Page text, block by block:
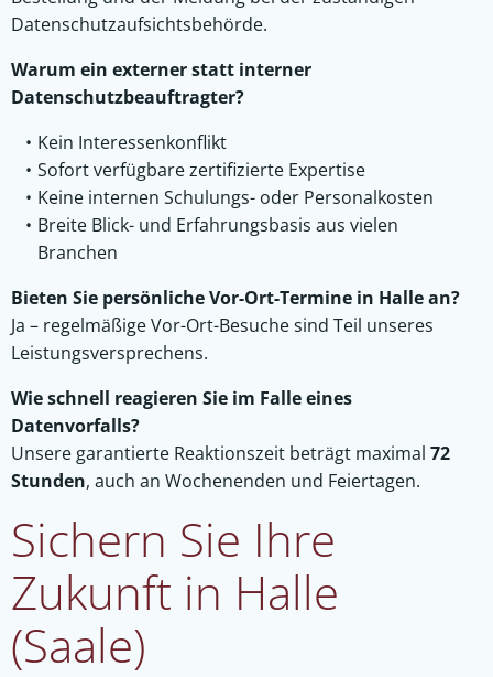
Datenschutzaufsichtsbehörde.
Warum ein externer statt interner
Datenschutzbeauftragter?
Kein Interessenkonflikt
Sofort verfügbare zertifizierte Expertise
Keine internen Schulungs- oder Personalkosten
Breite Blick- und Erfahrungsbasis aus vielen
Branchen
Bieten Sie persönliche Vor-Ort-Termine in Halle an?
Ja – regelmäßige Vor-Ort-Besuche sind Teil unseres
Leistungsversprechens.
Wie schnell reagieren Sie im Falle eines
Datenvorfalls?
Unsere garantierte Reaktionszeit beträgt maximal 72
Stunden, auch an Wochenenden und Feiertagen.
Sichern Sie Ihre
Zukunft in Halle
(Saale)